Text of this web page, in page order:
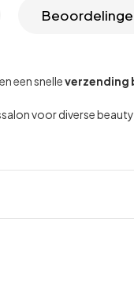
en een snelleverzending
voor diverse